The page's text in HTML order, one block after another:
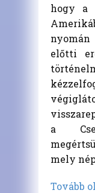
hogy a
előtti
a
mely
Tovább